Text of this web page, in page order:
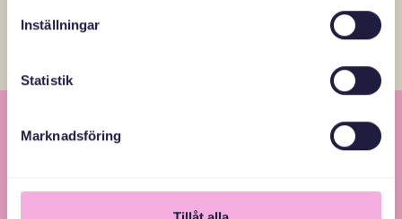
Inställningar
Statistik
Marknadsföring